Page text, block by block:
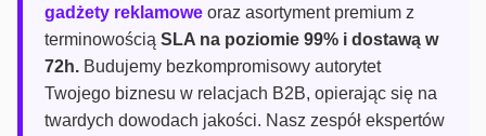
gadżety reklamowe oraz asortyment premium z
terminowością SLA na poziomie 99% i dostawą w
72h. Budujemy bezkompromisowy autorytet
Twojego biznesu w relacjach B2B, opierając się na
twardych dowodach jakości. Nasz zespół ekspertów